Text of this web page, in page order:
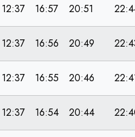
12:37 16:57 20:51
12:37 16:56 20:49
12:37 16:55 20:46
12:37 16:54 20:44